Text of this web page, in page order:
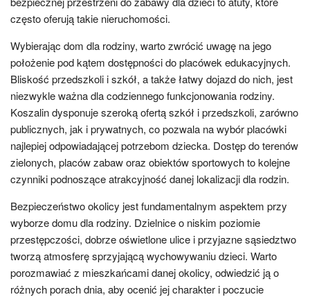
często oferują takie nieruchomości.
Wybierając dom dla rodziny, warto zwrócić uwagę na jego
położenie pod kątem dostępności do placówek edukacyjnych.
Bliskość przedszkoli i szkół, a także łatwy dojazd do nich, jest
niezwykle ważna dla codziennego funkcjonowania rodziny.
Koszalin dysponuje szeroką ofertą szkół i przedszkoli, zarówno
publicznych, jak i prywatnych, co pozwala na wybór placówki
najlepiej odpowiadającej potrzebom dziecka. Dostęp do terenów
zielonych, placów zabaw oraz obiektów sportowych to kolejne
czynniki podnoszące atrakcyjność danej lokalizacji dla rodzin.
Bezpieczeństwo okolicy jest fundamentalnym aspektem przy
wyborze domu dla rodziny. Dzielnice o niskim poziomie
przestępczości, dobrze oświetlone ulice i przyjazne sąsiedztwo
tworzą atmosferę sprzyjającą wychowywaniu dzieci. Warto
porozmawiać z mieszkańcami danej okolicy, odwiedzić ją o
różnych porach dnia, aby ocenić jej charakter i poczucie